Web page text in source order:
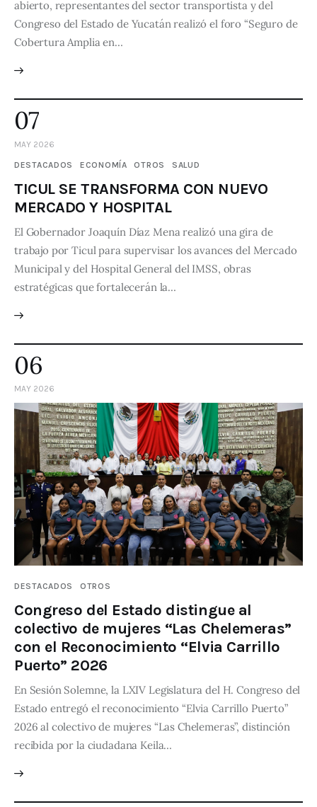
abierto, representantes del sector transportista y del
Congreso del Estado de Yucatán realizó el foro “Seguro de
Cobertura Amplia en…
07
MAY 2026
DESTACADOS ECONOMÍA OTROS SALUD
TICUL SE TRANSFORMA CON NUEVO
MERCADO Y HOSPITAL
El Gobernador Joaquín Díaz Mena realizó una gira de
trabajo por Ticul para supervisar los avances del Mercado
Municipal y del Hospital General del IMSS, obras
estratégicas que fortalecerán la…
06
MAY 2026
DESTACADOS OTROS
Congreso del Estado distingue al
colectivo de mujeres “Las Chelemeras”
con el Reconocimiento “Elvia Carrillo
Puerto” 2026
En Sesión Solemne, la LXIV Legislatura del H. Congreso del
Estado entregó el reconocimiento “Elvia Carrillo Puerto”
2026 al colectivo de mujeres “Las Chelemeras”, distinción
recibida por la ciudadana Keila…